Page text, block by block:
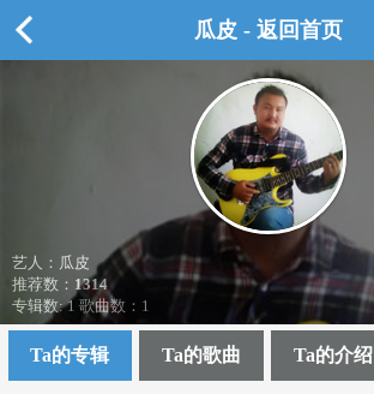
瓜皮 - 返回首页
艺人：瓜皮
推荐数： 1314
专辑数: 1 歌曲数：1
Ta的专辑 Ta的歌曲 Ta的介绍